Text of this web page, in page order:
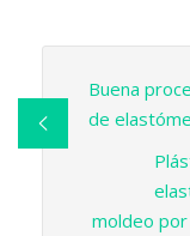
Buena
de
moldeo